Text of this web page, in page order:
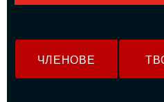
ЧЛЕНОВЕ